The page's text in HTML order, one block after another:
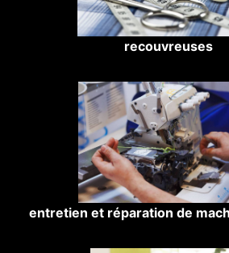
recouvreuses
entretien et réparation de